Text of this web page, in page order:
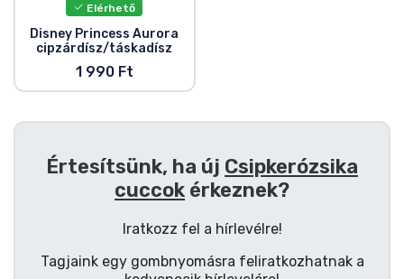
Elérhető
Disney Princess Aurora
cipzárdísz/táskadísz
1 990 Ft
Értesítsünk, ha új Csipkerózsika
cuccok érkeznek?
Iratkozz fel a hírlevélre!
Tagjaink egy gombnyomásra feliratkozhatnak a
Mesés cuccok
Animés cuccok
Gamer cuccok
Sportos cuccok
Zenés cuccok